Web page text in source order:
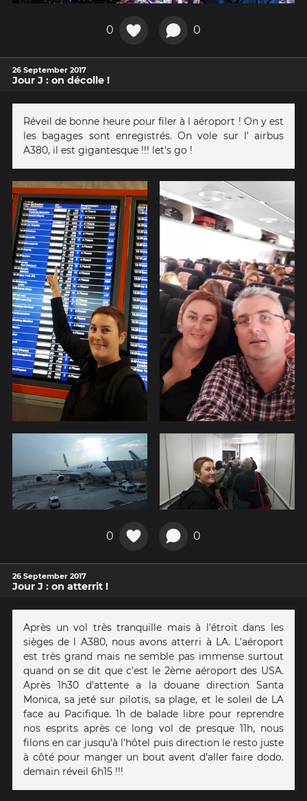
0 0
26 September 2017
Jour J : on décolle !
Réveil de bonne heure pour filer à l aéroport ! On y est
les bagages sont enregistrés. On vole sur l' airbus
A380, il est gigantesque !!! let's go !
0 0
26 September 2017
Jour J : on atterrit !
Après un vol très tranquille mais à l'étroit dans les
sièges de l A380, nous avons atterri à LA. L'aéroport
est très grand mais ne semble pas immense surtout
quand on se dit que c'est le 2ème aéroport des USA.
Après 1h30 d'attente a la douane direction Santa
Monica, sa jeté sur pilotis, sa plage, et le soleil de LA
face au Pacifique. 1h de balade libre pour reprendre
nos esprits après ce long vol de presque 11h, nous
filons en car jusqu'à l'hôtel puis direction le resto juste
à côté pour manger un bout avent d'aller faire dodo.
demain réveil 6h15 !!!